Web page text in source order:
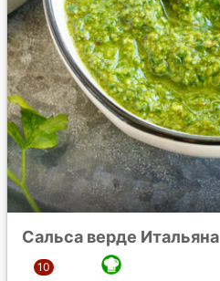
Сальса верде Итальяна